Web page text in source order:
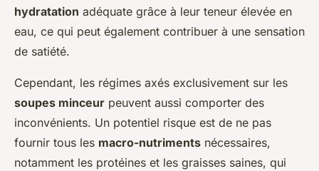
hydratation adéquate grâce à leur teneur élevée en
eau, ce qui peut également contribuer à une sensation
de satiété.
Cependant, les régimes axés exclusivement sur les
soupes minceur peuvent aussi comporter des
inconvénients. Un potentiel risque est de ne pas
fournir tous les macro-nutriments nécessaires,
notamment les protéines et les graisses saines, qui